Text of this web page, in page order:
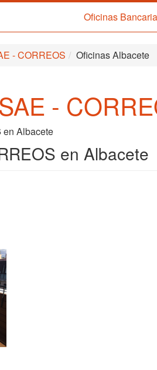
Oficinas
- CORREOS Oficinas Albacete
-
en Albacete
en Albacete